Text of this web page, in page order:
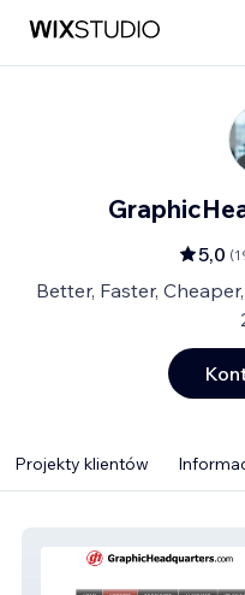
5,0 (
Better, Faster,
Projekty klientów